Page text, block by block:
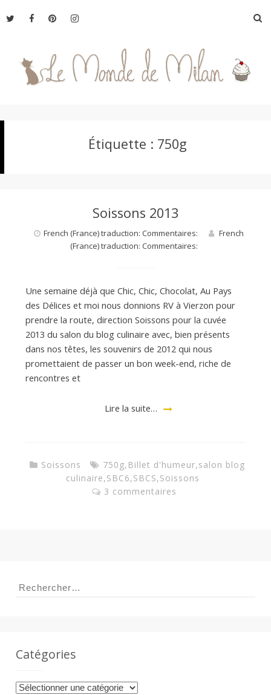
au
Étiquette : 750g
Soissons 2013
French (France) traduction: Commentaires:
French
(France) traduction: Commentaires:
Une semaine déjà que Chic, Chic, Chocolat, Au Pays
des Délices et moi nous donnions RV à Vierzon pour
prendre la route, direction Soissons pour la cuvée
2013 du salon du blog culinaire avec, bien présents
dans nos têtes, les souvenirs de 2012 qui nous
promettaient de passer un bon week-end, riche de
rencontres et
Lire la suite…
Soissons 750g, Billet d'humeur,salon blog
culinaire,SBC6,SBCS,Soissons
3 commentaires
Rechercher :
Catégories
Catégories